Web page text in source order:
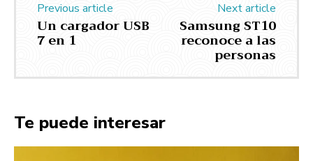
Previous article
Un cargador USB
7 en 1
Next article
Samsung ST10
reconoce a las
personas
Te puede interesar